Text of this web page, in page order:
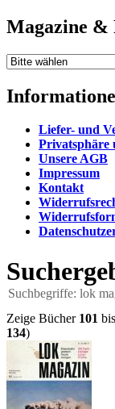
Magazine &
Liefer- und
Privatsphäre
Unsere AGB
Impressum
Kontakt
Suchbegriffe: lok
Zeige Bücher 101 bis
134)